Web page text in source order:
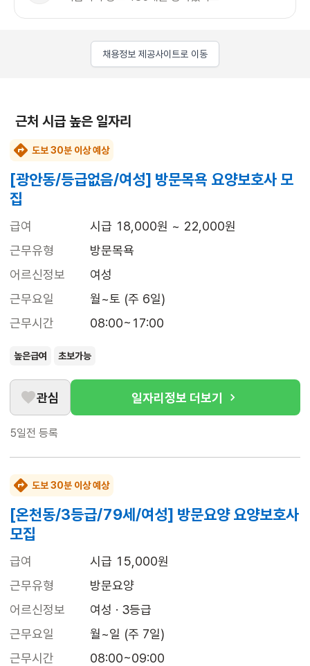
채용정보 제공사이트로 이동
근처 시급 높은 일자리
도보 30분 이상 예상
[광안동/등급없음/여성] 방문목욕 요양보호사 모
집
급여
시급 18,000원 ~ 22,000원
근무유형
방문목욕
어르신정보
여성
근무요일
월~토 (주 6일)
근무시간
08:00~17:00
높은급여 초보가능
관심 일자리정보 더보기
5일전 등록
도보 30분 이상 예상
[온천동/3등급/79세/여성] 방문요양 요양보호사
모집
급여
시급 15,000원
근무유형
방문요양
어르신정보
여성 · 3등급
근무요일
월~일 (주 7일)
근무시간
08:00~09:00